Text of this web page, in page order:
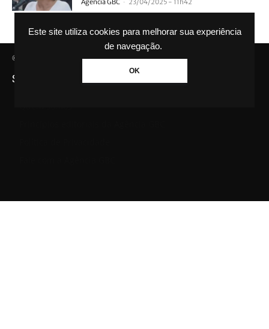
Este site utiliza cookies para melhorar sua experiência
de navegação.
OK
© Agência GBC. Aqui tem notícia. Todos os direitos reservados.
SAIBA MAIS SOBRE A AGÊNCIA GBC